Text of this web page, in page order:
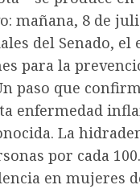
mañana, 8 de
del Senado, el
para la
paso que
enfermedad
La
por cada
en mujeres